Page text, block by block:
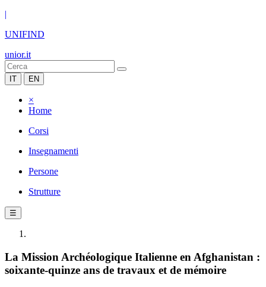
|
UNIFIND
unior.it
IT EN
×
Home
Corsi
Insegnamenti
Persone
Strutture
☰
La Mission Archéologique Italienne en Afghanistan :
soixante-quinze ans de travaux et de mémoire